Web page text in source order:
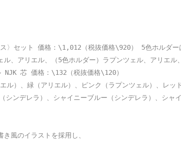
〉セット 価格：\1,012（税抜価格\920） 5色ホルダー
、アリエル、（5色ホルダー）ラプンツェル、アリエル
NJK 芯 価格：\132（税抜価格\120）
ル）、緑（アリエル）、ピンク（ラプンツェル）、レッ
シンデレラ）、シャイニーブルー（シンデレラ）、シャ
風のイラストを採用し、